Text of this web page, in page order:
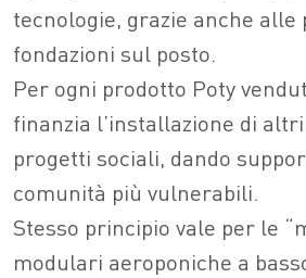
tecnologie, grazie anche
fondazioni sul posto.
Per ogni prodotto Poty
finanzia l’installazione di
progetti sociali, dando
comunità più vulnerabili.
Stesso principio vale per le
modulari aeroponiche a